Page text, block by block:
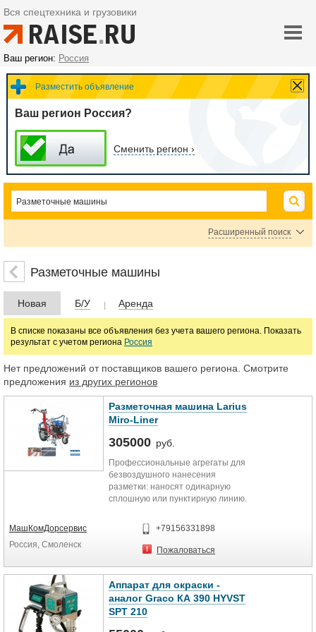
Вся спецтехника и грузовики
Ваш регион: Россия
Разместить объявление
Ваш регион Россия?
Сменить регион ›
Расширенный поиск
Цена
руб.
Марка
Разметочные машины
Новая Б/У Аренда
В списке показаны все объявления без учета вашего региона. Показать
результат с учетом региона Россия
Нет предложений от поставщиков вашего региона. Смотрите
предложения из других регионов
Разметочная машина Larius
Miro-Liner
305000 руб.
Профессиональные агрегаты для
безвоздушного нанесения
разметки: наносят одинарную
сплошную или пунктирную линию.
мелкомасштабных работ по
нанесению и поддержанию
дорожной разметки. Использовать
водной основе или на основе
растворителя.
-Структура тележки с
эргономичной ручкой
МашКомДорсервис
Россия, Смоленск
+79156331898
Пожаловаться
Аппарат для окраски -
аналог Graco КА 390 HYVST
SPT 210